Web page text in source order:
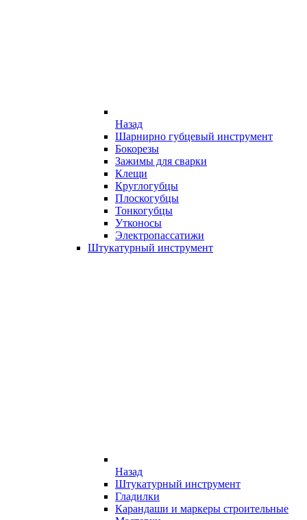
Назад
Шарнирно губцевый инструмент
Бокорезы
Зажимы для сварки
Клещи
Круглогубцы
Плоскогубцы
Тонкогубцы
Утконосы
Электропассатижи
Штукатурный инструмент
Назад
Штукатурный инструмент
Гладилки
Карандаши и маркеры строительные